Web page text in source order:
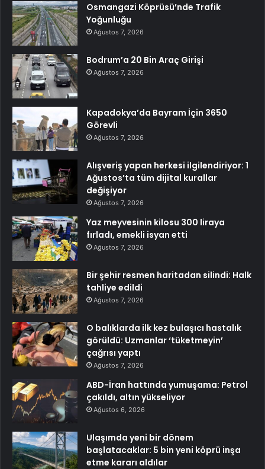
Osmangazi Köprüsü’nde Trafik
Yoğunluğu
Ağustos 7, 2026
Bodrum’a 20 Bin Araç Girişi
Ağustos 7, 2026
Kapadokya’da Bayram İçin 3650
Görevli
Ağustos 7, 2026
Alışveriş yapan herkesi ilgilendiriyor: 1
Ağustos’ta tüm dijital kurallar
değişiyor
Ağustos 7, 2026
Yaz meyvesinin kilosu 300 liraya
fırladı, emekli isyan etti
Ağustos 7, 2026
Bir şehir resmen haritadan silindi: Halk
tahliye edildi
Ağustos 7, 2026
O balıklarda ilk kez bulaşıcı hastalık
görüldü: Uzmanlar ‘tüketmeyin’
çağrısı yaptı
Ağustos 7, 2026
ABD-İran hattında yumuşama: Petrol
çakıldı, altın yükseliyor
Ağustos 6, 2026
Ulaşımda yeni bir dönem
başlatacaklar: 5 bin yeni köprü inşa
etme kararı aldılar